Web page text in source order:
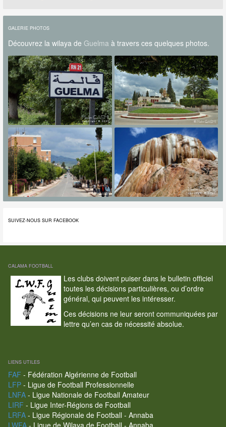
GALERIE PHOTOS
Découvrez la wilaya de Guelma à travers ces quelques photos.
SUIVEZ-NOUS SUR FACEBOOK
CALAMA FOOTBALL
Les clubs doivent puiser dans le bulletin officiel
toutes les décisions particulières, ou d’ordre
général, qui peuvent les intéresser.
Ces décisions ne leur seront communiquées par
lettre qu’en cas de nécessité absolue.
LIENS UTILES
FAF - Fédération Algérienne de Football
LFP- Ligue de Football Professionnelle
LNFA- Ligue Nationale de Football Amateur
LIRF - Ligue Inter-Régions de Football
LRFA- Ligue Régionale de Football - Annaba